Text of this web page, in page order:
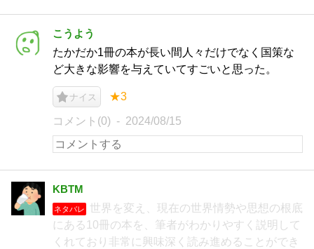
こうよう
たかだか1冊の本が長い間人々だけでなく国策な
ど大きな影響を与えていてすごいと思った。
ナイス ★3
コメント(0) 2024/08/15
KBTM
ネタバレ
世界を変え、現在の世界情勢や思想の根底
にある10冊の本を、筆者がわかりやすく説明して
くれており非常に興味深く読み進めることができ